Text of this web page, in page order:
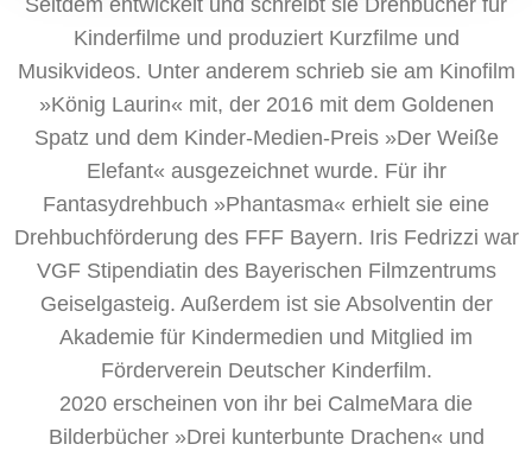
Seitdem entwickelt und schreibt sie Drehbücher für
Kinderfilme und produziert Kurzfilme und
Musikvideos. Unter anderem schrieb sie am Kinofilm
»König Laurin« mit, der 2016 mit dem Goldenen
Spatz und dem Kinder-Medien-Preis »Der Weiße
Elefant« ausgezeichnet wurde. Für ihr
Fantasydrehbuch »Phantasma« erhielt sie eine
Drehbuchförderung des FFF Bayern. Iris Fedrizzi war
VGF Stipendiatin des Bayerischen Filmzentrums
Geiselgasteig. Außerdem ist sie Absolventin der
Akademie für Kindermedien und Mitglied im
Förderverein Deutscher Kinderfilm.
2020 erscheinen von ihr bei CalmeMara die
Bilderbücher »Drei kunterbunte Drachen« und